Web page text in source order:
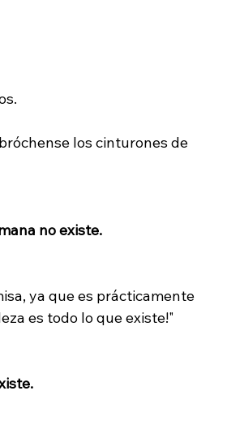
los cinturones de
no existe.
ya que es prácticamente
es todo lo que existe!"